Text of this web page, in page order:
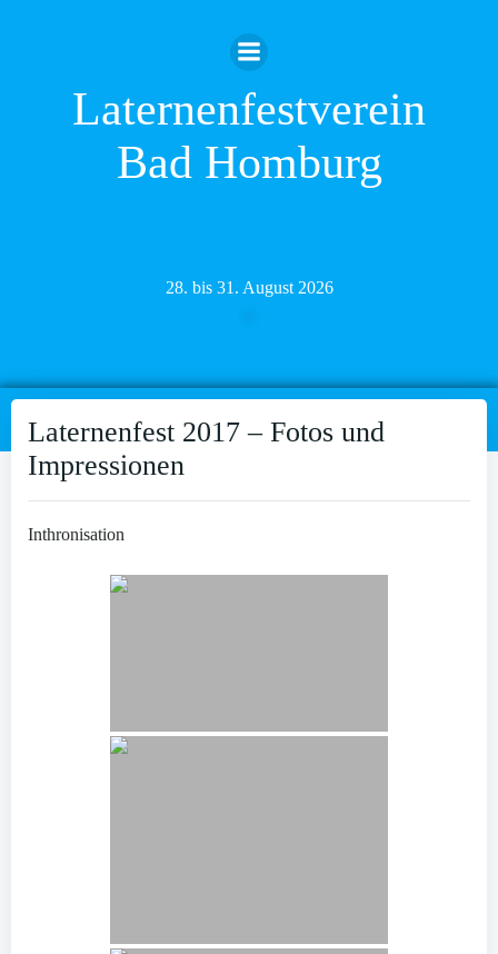
Inhalt
springen
Laternenfestverein
Bad Homburg
28. bis 31. August 2026
Laternenfest 2017 – Fotos und
Impressionen
Inthronisation